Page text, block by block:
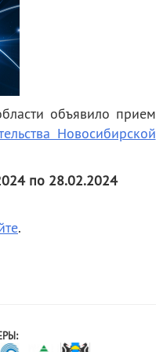
объявило прием
Новосибирской
по 28.02.2024
.